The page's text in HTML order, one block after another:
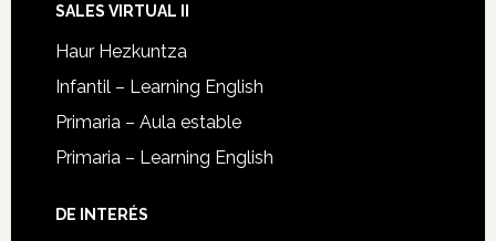
SALES VIRTUAL II
Haur Hezkuntza
Infantil – Learning English
Primaria – Aula estable
Primaria – Learning English
DE INTERÉS